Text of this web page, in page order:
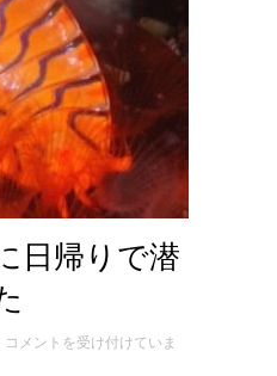
日帰りで潜
レ
コメントを受け付けていま